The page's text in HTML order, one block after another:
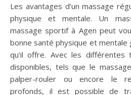
Les avantages d’un massage
physique et mentale. Un
massage sportif à Agen peut
bonne santé physique et mentale
qu’il offre. Avec les différentes
disponibles, tels que le
palper-rouler ou encore le
profonds, il est possible de